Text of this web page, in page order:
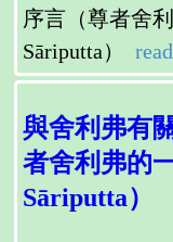
序言（尊者舍
Sāriputta）
與舍利弗有
者舍利弗的
Sāriputta）